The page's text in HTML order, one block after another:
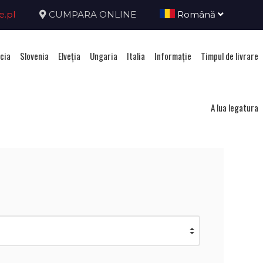
CUMPARA ONLINE Română
Slovenia Elveţia Ungaria Italia Informație Timpul de livrare
A lua legatura